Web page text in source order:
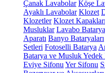
Çanak Lavabolar Köşe
Ayaklı Lavabolar Klozet
Klozetler Klozet Kapakları
Musluklar Lavabo
Aparatı Banyo Bataryaları
Setleri Fotoselli Batarya
Batarya ve Musluk Yedek
Eviye Sifonu Yer Sifonu